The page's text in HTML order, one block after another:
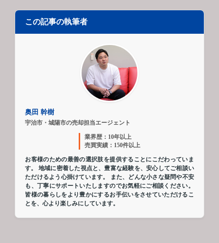
この記事の執筆者
奥田 幹樹
宇治市・城陽市の売却担当エージェント
業界歴：10年以上
売買実績：150件以上
お客様のための最善の選択肢を提供することにこだわっていま
す。 地域に密着した視点と、豊富な経験を、安心してご相談い
ただけるよう心掛けています。 また、どんな小さな疑問や不安
も、丁寧にサポートいたしますのでお気軽にご相談ください。
皆様の暮らしをより豊かにするお手伝いをさせていただけるこ
とを、心より楽しみにしています。